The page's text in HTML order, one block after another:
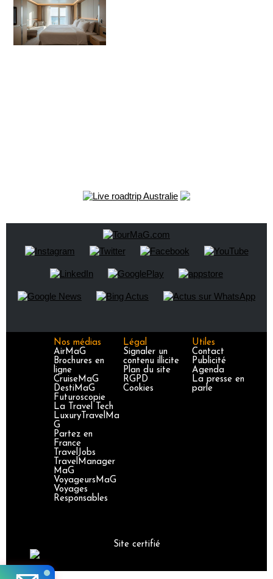
Nos médias
AirMaG
Brochures en
ligne
CruiseMaG
DestiMaG
Futuroscopie
La Travel Tech
LuxuryTravelMa
G
Partez en
France
TravelJobs
TravelManager
MaG
VoyageursMaG
Voyages
Responsables
Légal
Signaler un
contenu illicite
Plan du site
RGPD
Cookies
Utiles
Contact
Publicité
Agenda
La presse en
parle
Site certifié